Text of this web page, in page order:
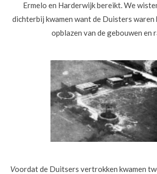
Ermelo en Harderwijk bereikt. We
dichterbij kwamen want de Duisters waren
opblazen van de gebouwen en
Voordat de Duitsers vertrokken kwamen